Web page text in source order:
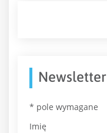
Newsletter
* pole wymagane
Imię